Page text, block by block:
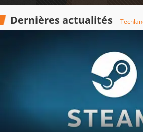
Dernières actualités